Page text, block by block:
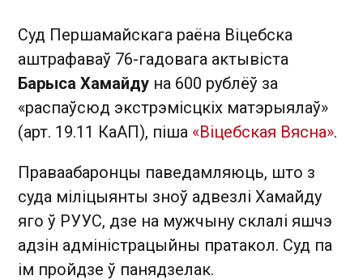
Суд Першамайскага раёна Віцебска
аштрафаваў 76-гадовага актывіста
Барыса Хамайду на 600 рублёў за
«распаўсюд экстрэмісцкіх матэрыялаў»
(арт. 19.11 КаАП), піша «Віцебская Вясна».
Праваабаронцы паведамляюць, што з
суда міліцыянты зноў адвезлі Хамайду
яго ў РУУС, дзе на мужчыну склалі яшчэ
адзін адміністрацыйны пратакол. Суд па
ім пройдзе ў панядзелак.